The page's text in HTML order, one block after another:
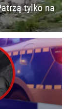
tylko na